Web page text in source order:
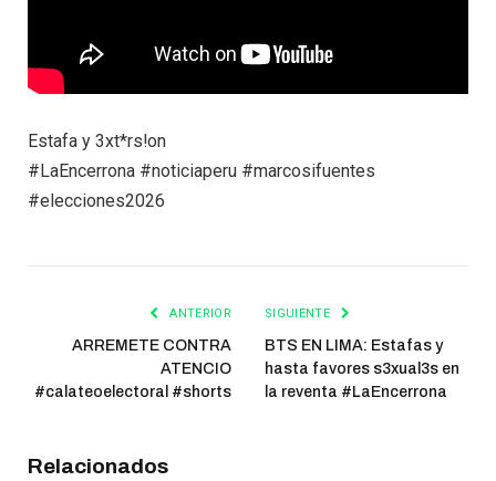
Estafa y 3xt*rs!on
#LaEncerrona #noticiaperu #marcosifuentes
#elecciones2026
ANTERIOR
ARREMETE CONTRA
ATENCIO
#calateoelectoral #shorts
SIGUIENTE
BTS EN LIMA: Estafas y
hasta favores s3xual3s en
la reventa #LaEncerrona
Relacionados